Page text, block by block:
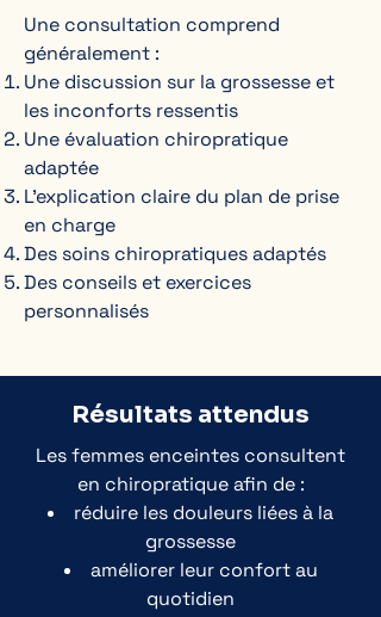
Une consultation comprend
généralement :
Une discussion sur la grossesse et
les inconforts ressentis
Une évaluation chiropratique
adaptée
L’explication claire du plan de prise
en charge
Des soins chiropratiques adaptés
Des conseils et exercices
personnalisés
Résultats attendus
Les femmes enceintes consultent
en chiropratique afin de :
réduire les douleurs liées à la
grossesse
améliorer leur confort au
quotidien